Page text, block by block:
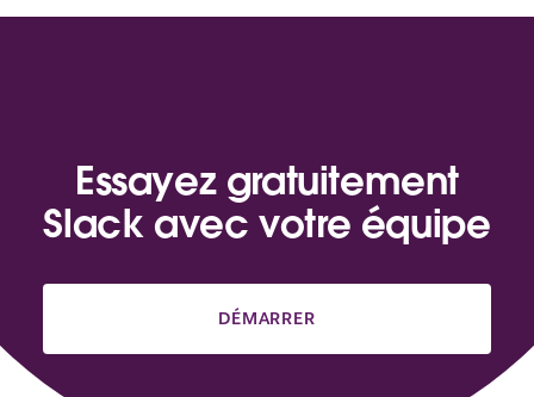
Essayez gratuitement
Slack avec votre équipe
DÉMARRER